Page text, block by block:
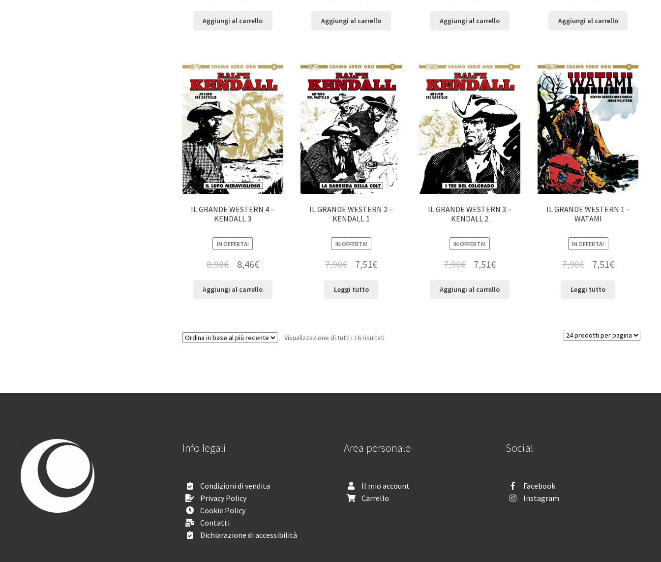
Aggiungi al carrello Aggiungi al carrello Aggiungi al carrello Aggiungi al carrello
IL GRANDE WESTERN 4 –
KENDALL 3
IN OFFERTA!
8,90€ 8,46€
Aggiungi al carrello
IL GRANDE WESTERN 2 –
KENDALL 1
IN OFFERTA!
7,90€ 7,51€
Leggi tutto
IL GRANDE WESTERN 3 –
KENDALL 2
IN OFFERTA!
7,90€ 7,51€
Aggiungi al carrello
IL GRANDE WESTERN 1 –
WATAMI
IN OFFERTA!
7,90€ 7,51€
Leggi tutto
Visualizzazione di tutti i 16 risultati
Info legali
Condizioni di vendita
Privacy Policy
Cookie Policy
Contatti
Dichiarazione di accessibilità
Area personale
Il mio account
Carrello
Social
Facebook
Instagram